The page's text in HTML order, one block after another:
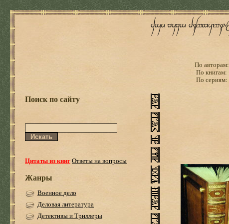
По авторам:
По книгам:
По сериям:
Поиск по сайту
Цитаты из книгОтветы на вопросы
Жанры
Военное дело
Деловая литература
Детективы и Триллеры